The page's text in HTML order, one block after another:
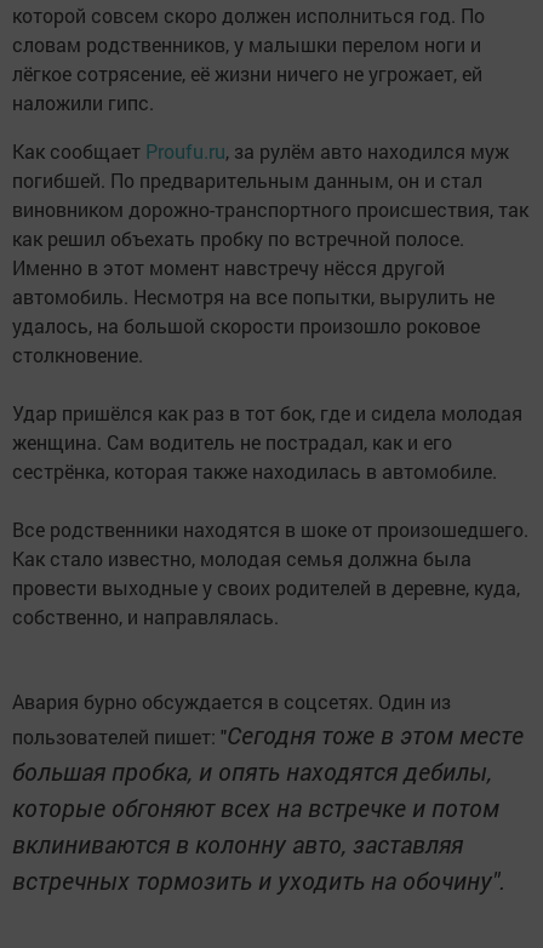
которой совсем скоро должен исполниться год. По
словам родственников, у малышки перелом ноги и
лёгкое сотрясение, её жизни ничего не угрожает, ей
наложили гипс.
Как сообщает Proufu.ru, за рулём авто находился муж
погибшей. По предварительным данным, он и стал
виновником дорожно-транспортного происшествия, так
как решил объехать пробку по встречной полосе.
Именно в этот момент навстречу нёсся другой
автомобиль. Несмотря на все попытки, вырулить не
удалось, на большой скорости произошло роковое
столкновение.
Удар пришёлся как раз в тот бок, где и сидела молодая
женщина. Сам водитель не пострадал, как и его
сестрёнка, которая также находилась в автомобиле.
Все родственники находятся в шоке от произошедшего.
Как стало известно, молодая семья должна была
провести выходные у своих родителей в деревне, куда,
собственно, и направлялась.
Авария бурно обсуждается в соцсетях. Один из
пользователей пишет: "Сегодня тоже в этом месте
большая пробка, и опять находятся дебилы,
которые обгоняют всех на встречке и потом
вклиниваются в колонну авто, заставляя
встречных тормозить и уходить на обочину".